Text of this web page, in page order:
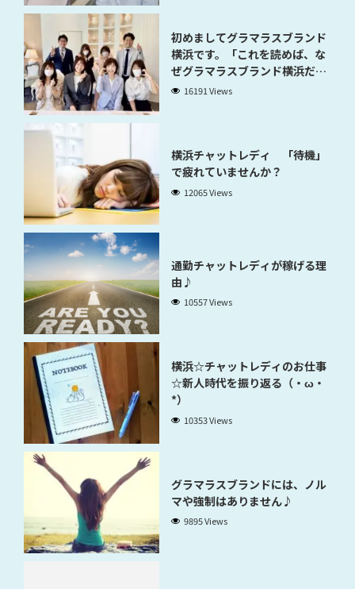
初めましてグラマラスブランド
横浜です。「これを読めば、な
ぜグラマラスブランド横浜だと
稼げるのかが分かります」
16191 Views
横浜チャットレディ 「待機」
で疲れていませんか？
12065 Views
通勤チャットレディが稼げる理
由♪
10557 Views
横浜☆チャットレディのお仕事
☆新人時代を振り返る（・ω・
*）
10353 Views
グラマラスブランドには、ノル
マや強制はありません♪
9895 Views